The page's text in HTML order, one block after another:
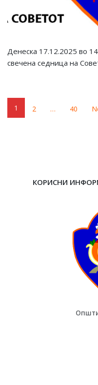
Денеска 17.12.2025 во
свечена седница на
1 2 … 40
КОРИСНИ